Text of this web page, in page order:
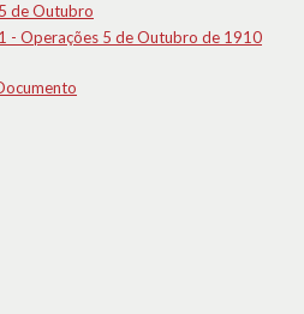
de Outubro
- Operações 5 de Outubro de 1910